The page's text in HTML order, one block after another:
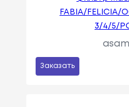
FABIA/FELICIA/
3/4/5/
Заказать